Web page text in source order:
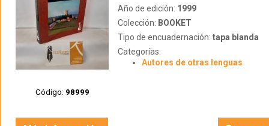
Código: 98999
Año de edición: 1999
Colección: BOOKET
Tipo de encuadernación: tapa blanda
Categorías:
Autores de otras lenguas